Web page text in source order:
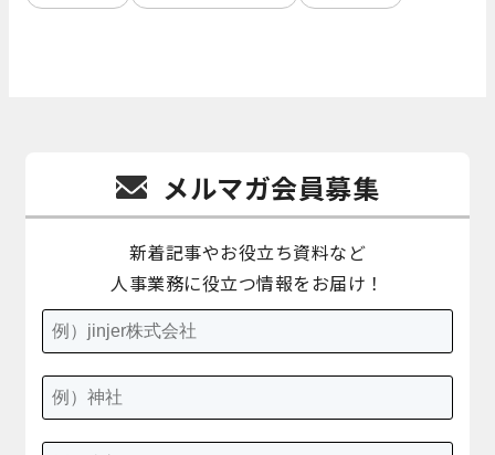
メルマガ会員募集
新着記事やお役立ち資料など
人事業務に役立つ情報をお届け！